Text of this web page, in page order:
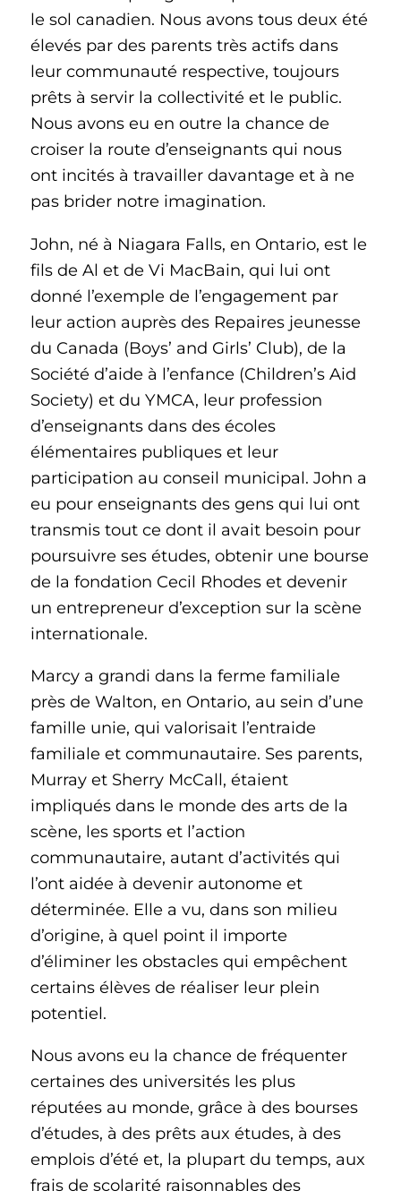
le sol canadien. Nous avons tous deux été
élevés par des parents très actifs dans
leur communauté respective, toujours
prêts à servir la collectivité et le public.
Nous avons eu en outre la chance de
croiser la route d’enseignants qui nous
ont incités à travailler davantage et à ne
pas brider notre imagination.
John, né à Niagara Falls, en Ontario, est le
fils de Al et de Vi MacBain, qui lui ont
donné l’exemple de l’engagement par
leur action auprès des Repaires jeunesse
du Canada (Boys’ and Girls’ Club), de la
Société d’aide à l’enfance (Children’s Aid
Society) et du YMCA, leur profession
d’enseignants dans des écoles
élémentaires publiques et leur
participation au conseil municipal. John a
eu pour enseignants des gens qui lui ont
transmis tout ce dont il avait besoin pour
poursuivre ses études, obtenir une bourse
de la fondation Cecil Rhodes et devenir
un entrepreneur d’exception sur la scène
internationale.
Marcy a grandi dans la ferme familiale
près de Walton, en Ontario, au sein d’une
famille unie, qui valorisait l’entraide
familiale et communautaire. Ses parents,
Murray et Sherry McCall, étaient
impliqués dans le monde des arts de la
scène, les sports et l’action
communautaire, autant d’activités qui
l’ont aidée à devenir autonome et
déterminée. Elle a vu, dans son milieu
d’origine, à quel point il importe
d’éliminer les obstacles qui empêchent
certains élèves de réaliser leur plein
potentiel.
Nous avons eu la chance de fréquenter
certaines des universités les plus
réputées au monde, grâce à des bourses
d’études, à des prêts aux études, à des
emplois d’été et, la plupart du temps, aux
frais de scolarité raisonnables des